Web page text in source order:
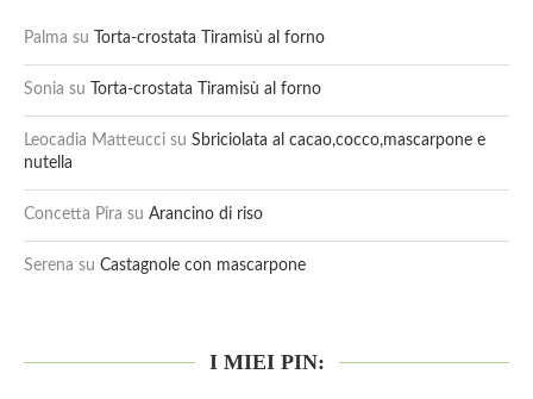
Palma su Torta-crostata Tiramisù al forno
Sonia su Torta-crostata Tiramisù al forno
Leocadia Matteucci su Sbriciolata al cacao,cocco,mascarpone e
nutella
Concetta Pira su Arancino di riso
Serena su Castagnole con mascarpone
I MIEI PIN: